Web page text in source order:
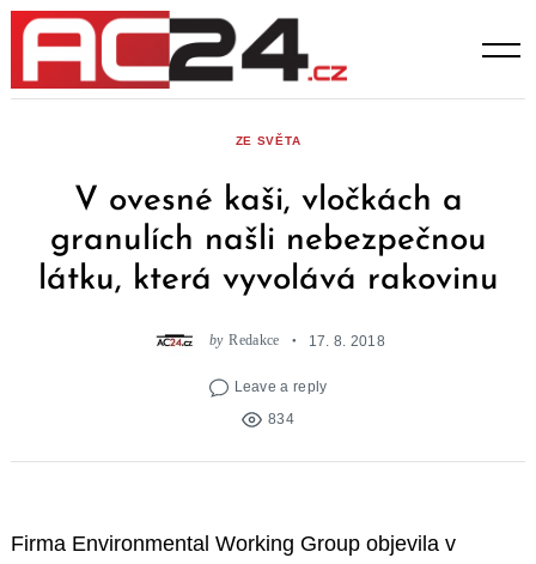
Skip
content
ZE SVĚTA
V ovesné kaši, vločkách a
granulích našli nebezpečnou
látku, která vyvolává rakovinu
by Redakce 17. 8. 2018
Leave a reply
834
Firma Environmental Working Group objevila v